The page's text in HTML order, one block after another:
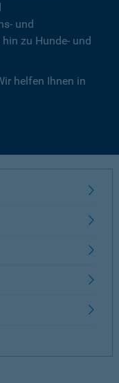
und
zu Hunde- und
helfen Ihnen in